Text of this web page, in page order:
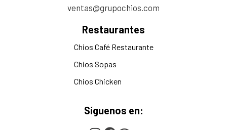
ventas@grupochios.com
Restaurantes
Chios Café Restaurante
Chios Sopas
Chios Chicken
Síguenos en: